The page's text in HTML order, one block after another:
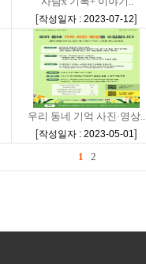
[작성일자 : 2023-07-12]
우리 동네 기억 사진·영상..
[작성일자 : 2023-05-01]
1
2